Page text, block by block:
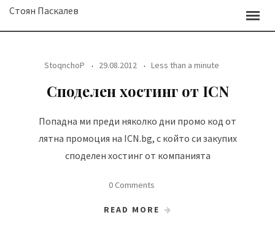
SkipСтоян Паскалев
StoqnchoP 29.08.2012 Less than a minute
Споделен хостинг от ICN
Попадна ми преди няколко дни промо код от
лятна промоция на ICN.bg, с който си закупих
споделен хостинг от компанията
0 Comments
READ MORE